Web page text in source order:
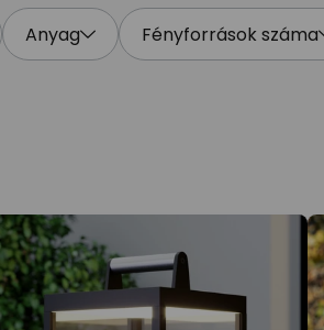
Anyag Fényforrások száma